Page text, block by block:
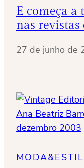
E começa a
nas
27 de junho de